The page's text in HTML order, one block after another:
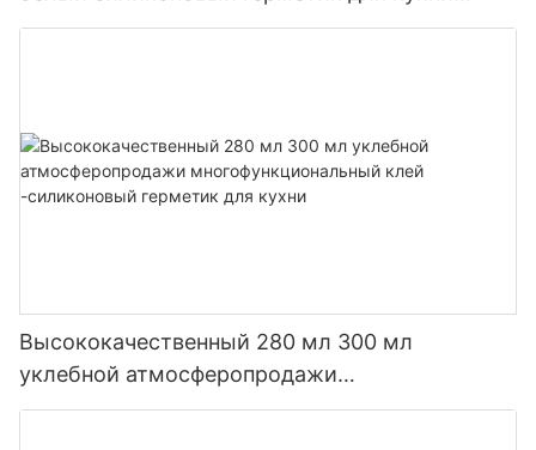
ванной комнаты
Высококачественный 280 мл 300 мл
уклебной атмосферопродажи
многофункциональный клей -силиконовый